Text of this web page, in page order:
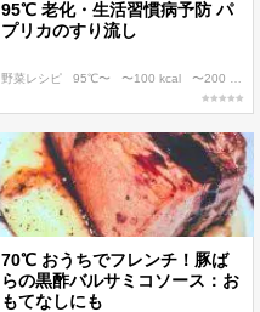
ディナー
95℃ 老化・生活習慣病予防 パ
プリカのすり流し
野菜レシピ 95℃〜 〜100 kcal 〜200 kcal
70℃ おうちでフレンチ！豚ば
らの黒酢バルサミコソース：お
もてなしにも